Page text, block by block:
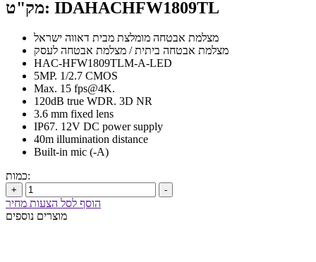
מק"ט: IDAHACHFW1809TL
HAC-HFW1809TLM-A-LED
5MP. 1/2.7 CMOS
Max. 15 fps@4K.
120dB true WDR. 3D NR
3.6 mm fixed lens
IP67. 12V DC power supply
40m illumination distance
Built-in mic (-A)
כמות:
+ -
הוסף לסל הצעות מחיר
מוצרים נוספים